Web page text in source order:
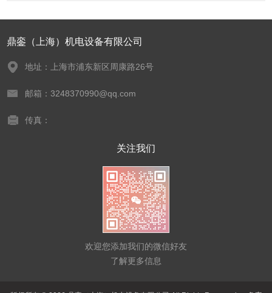
鼎銮（上海）机电设备有限公司
地址：上海市浦东新区周康路26号
邮箱：3248370990@qq.com
传真：
关注我们
欢迎您添加我们的微信好友
了解更多信息